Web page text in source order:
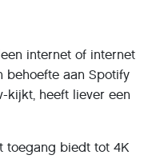
internet of internet
behoefte aan Spotify
kijkt, heeft liever een
toegang biedt tot 4K